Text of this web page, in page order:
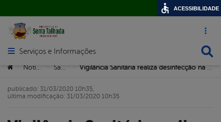
Acesso
Abrir menu principal de navegação
Serviços e Informações
Você está aqui:
> Notícias > >
publicado: 31/03/2020 10h35,
última modificação: 31/03/2020 10h35
ACESSIBILIDADE